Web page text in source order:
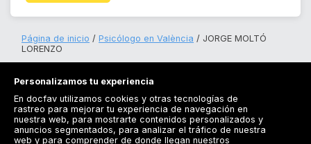
Página de inicio Psicólogo en València
JORGE MOLTÓ
LORENZO
Registrarse
Personalizamos tu experiencia
En docfav utilizamos cookies y otras tecnologías de
rastreo para mejorar tu experiencia de navegación en
nuestra web, para mostrarte contenidos personalizados y
anuncios segmentados, para analizar el tráfico de nuestra
web y para comprender de donde llegan nuestros